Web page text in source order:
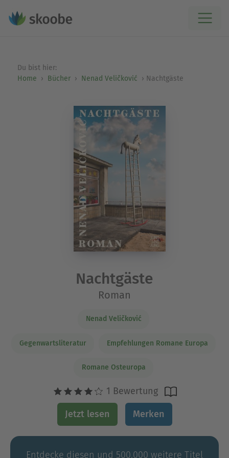
Du bist hier:
Home
Bücher Nenad Veličković Nachtgäste
Nachtgäste
Roman
Nenad Veličković
Gegenwartsliteratur Empfehlungen Romane Europa
Romane Osteuropa
1 Bewertung
Jetzt lesen Merken
Entdecke diesen und 500.000 weitere Titel